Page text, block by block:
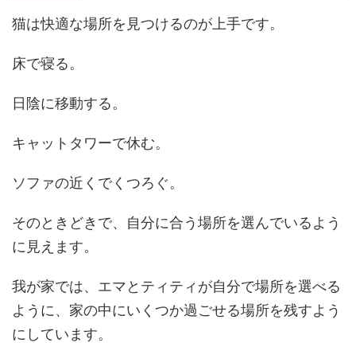
猫は快適な場所を見つけるのが上手です。
床で寝る。
日陰に移動する。
キャットタワーで休む。
ソファの近くでくつろぐ。
そのときどきで、自分に合う場所を選んでいるよう
に見えます。
我が家では、エマとティティが自分で場所を選べる
ように、家の中にいくつか過ごせる場所を残すよう
にしています。